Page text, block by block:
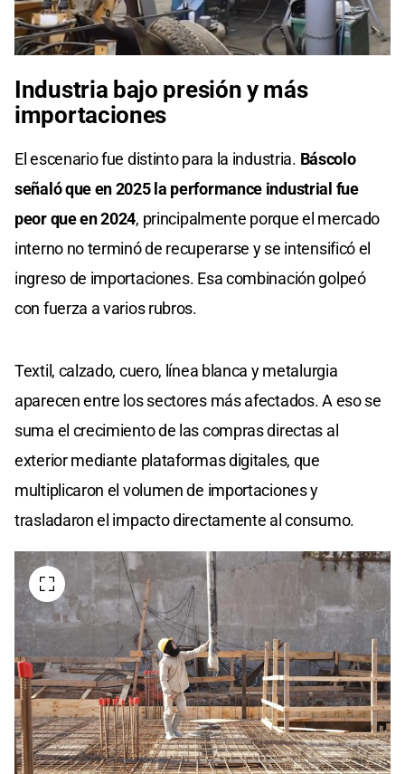
Industria bajo presión y más
importaciones
El escenario fue distinto para la industria. Báscolo
señaló que en 2025 la performance industrial fue
peor que en 2024, principalmente porque el mercado
interno no terminó de recuperarse y se intensificó el
ingreso de importaciones. Esa combinación golpeó
con fuerza a varios rubros.
Textil, calzado, cuero, línea blanca y metalurgia
aparecen entre los sectores más afectados. A eso se
suma el crecimiento de las compras directas al
exterior mediante plataformas digitales, que
multiplicaron el volumen de importaciones y
trasladaron el impacto directamente al consumo.